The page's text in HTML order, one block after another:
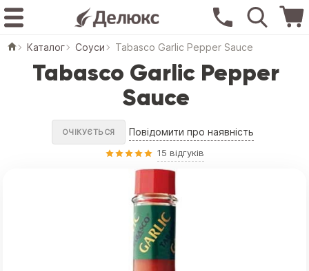
Каталог Соуси Tabasco Garlic Pepper Sauce
Tabasco Garlic Pepper
Sauce
ОЧІКУЄТЬСЯ Повідомити про наявність
15 відгуків